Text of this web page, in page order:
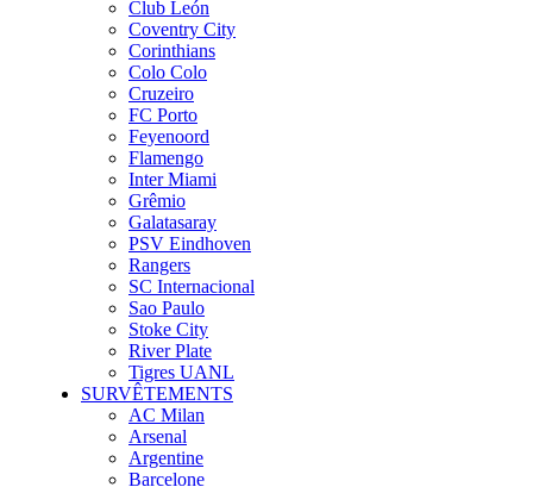
Club León
Coventry City
Corinthians
Colo Colo
Cruzeiro
FC Porto
Feyenoord
Flamengo
Inter Miami
Grêmio
Galatasaray
PSV Eindhoven
Rangers
SC Internacional
Sao Paulo
Stoke City
River Plate
Tigres UANL
SURVÊTEMENTS
AC Milan
Arsenal
Argentine
Barcelone